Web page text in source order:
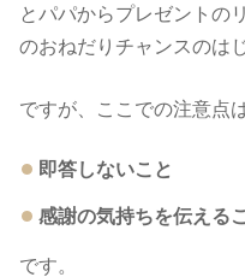
とパパからプレゼントの
のおねだりチャンスのは
ですが、ここでの注意点
即答しないこと
感謝の気持ちを伝える
です。